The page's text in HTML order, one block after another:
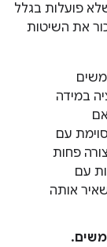
פועלות בגלל
את השיטות
במידה
עם
פחות
עם
אותה